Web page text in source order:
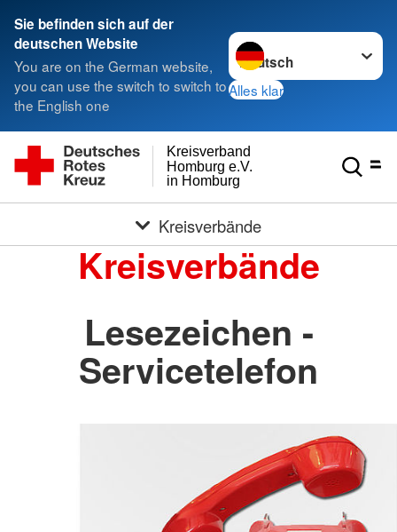
Sie befinden sich auf der
deutschen Website
You are on the German website,
you can use the switch to switch to
the English one
Sprache wechseln zu
Alles klar
in Homburg
Homburg e.V.
Kreisverband
Kreisverbände
Kreisverbände
Lesezeichen -
Servicetelefon